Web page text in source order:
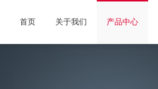
首页 关于我们 产品中心